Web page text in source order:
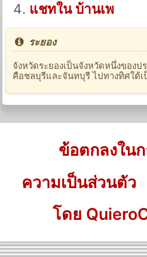
แชทใน บ้านเพ
ระยอง
จังหวัดระยองเป็นจังหวัดหนึ่งของป
คือชลบุรีและจันทบุรี ไปทางทิศใต้เ
ข้อตกลงใน
ความเป็นส่วนตัว
โดย